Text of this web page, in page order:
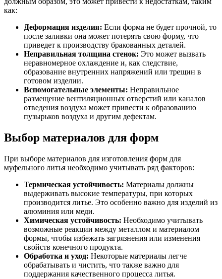
как:
Деформация изделия: Если форма не будет прочной, то
после заливки она может потерять свою форму, что
приведет к производству бракованных деталей.
Неправильная толщина стенок: Это может вызвать
неравномерное охлаждение и, как следствие,
образование внутренних напряжений или трещин в
готовом изделии.
Вспомогательные элементы: Неправильное
размещение вентиляционных отверстий или каналов
отведения воздуха может привести к образованию
пузырьков воздуха и другим дефектам.
Выбор материалов для форм
При выборе материалов для изготовления форм для
муфельного литья необходимо учитывать ряд факторов:
Термическая устойчивость: Материалы должны
выдерживать высокие температуры, при которых
производится литье. Это особенно важно для изделий из
алюминия или меди.
Химическая устойчивость: Необходимо учитывать
возможные реакции между металлом и материалом
формы, чтобы избежать загрязнения или изменения
свойств конечного продукта.
Обработка и уход: Некоторые материалы легче
обрабатывать и чистить, что также важно для
поддержания качественного процесса литья.